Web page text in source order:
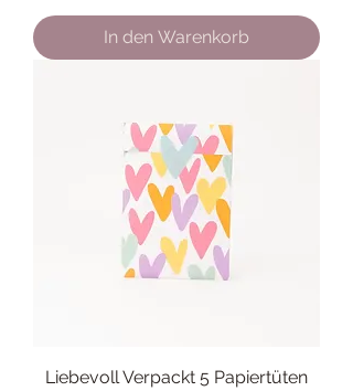
In den Warenkorb
Liebevoll Verpackt 5 Papiertüten